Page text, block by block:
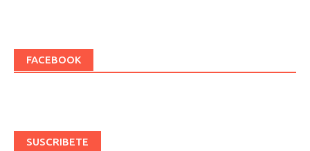
FACEBOOK
SUSCRIBETE